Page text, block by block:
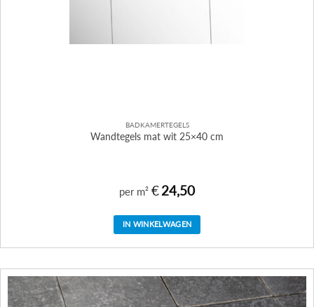
BADKAMERTEGELS
Wandtegels mat wit 25×40 cm
per m² €24,50
IN WINKELWAGEN